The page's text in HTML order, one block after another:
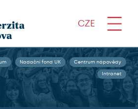
CZE
Nadační fond UK Centrum nápovědy
Intranet